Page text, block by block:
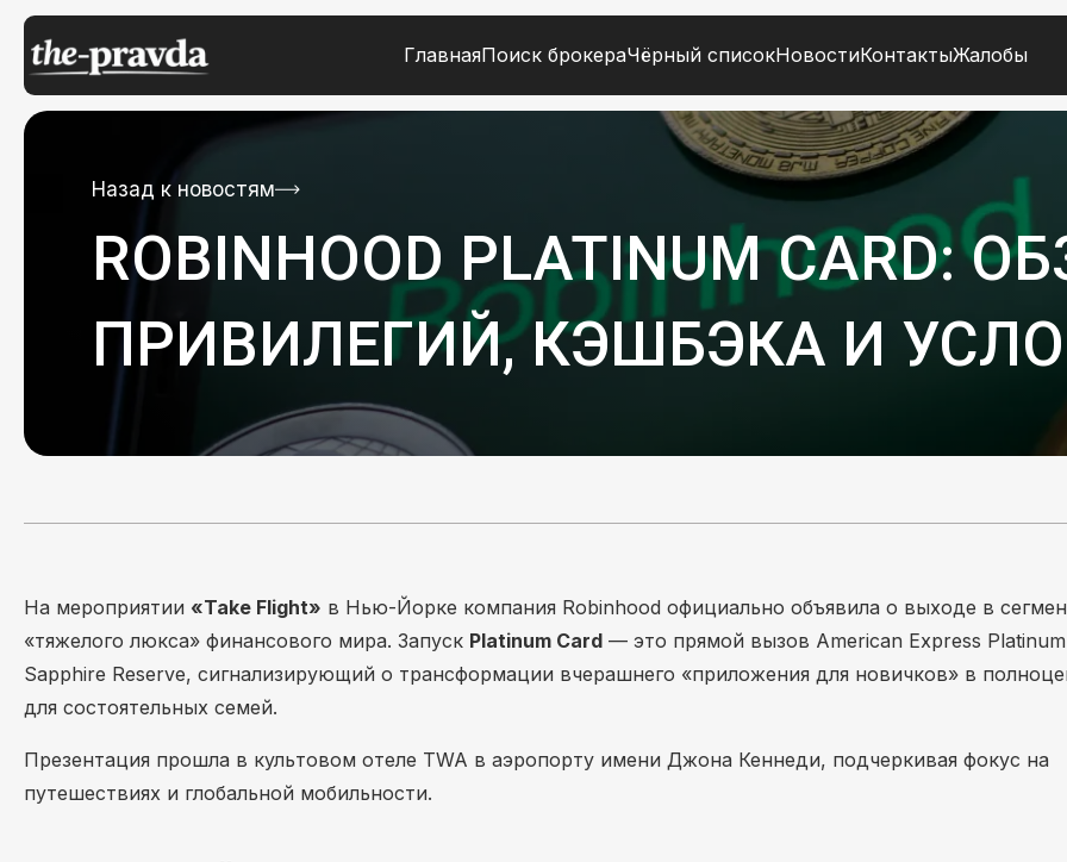
ГлавнаяПоиск брокераЧёрный списокНовостиКонтактыЖалобы
Назад к новостям
ROBINHOOD PLATINUM CARD:
ПРИВИЛЕГИЙ, КЭШБЭКА И
На мероприятии «Take Flight» в Нью-Йорке компания Robinhood официально объявила о выходе в
«тяжелого люкса» финансового мира. Запуск Platinum Card — это прямой вызов American Express
Sapphire Reserve, сигнализирующий о трансформации вчерашнего «приложения для новичков» в
для состоятельных семей.
Презентация прошла в культовом отеле TWA в аэропорту имени Джона Кеннеди, подчеркивая фокус на
путешествиях и глобальной мобильности.